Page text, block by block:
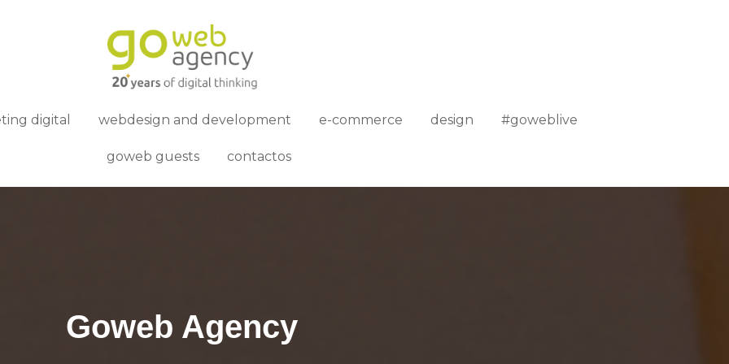
digital webdesign and development e-commerce design #goweblive
goweb guests contactos
Goweb Agency